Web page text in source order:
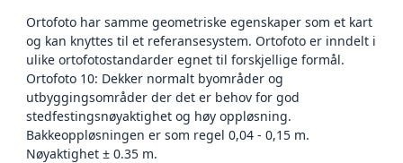
Ortofoto har samme geometriske egenskaper som et kart
og kan knyttes til et referansesystem. Ortofoto er inndelt i
ulike ortofotostandarder egnet til forskjellige formål.
Ortofoto 10: Dekker normalt byområder og
utbyggingsområder der det er behov for god
stedfestingsnøyaktighet og høy oppløsning.
Bakkeoppløsningen er som regel 0,04 - 0,15 m.
Nøyaktighet ± 0.35 m.